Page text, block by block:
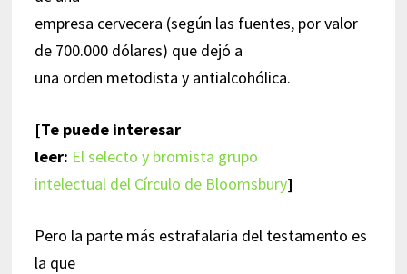
empresa cervecera (según las fuentes, por valor
de 700.000 dólares) que dejó a
una orden metodista y antialcohólica.
[Te puede interesar
leer: El selecto y bromista grupo
intelectual del Círculo de Bloomsbury]
Pero la parte más estrafalaria del testamento es
la que